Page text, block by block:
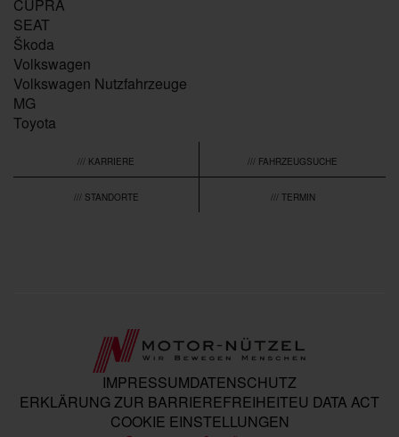
CUPRA
SEAT
Škoda
Volkswagen
Volkswagen Nutzfahrzeuge
MG
Toyota
/// KARRIERE /// FAHRZEUGSUCHE
/// STANDORTE /// TERMIN
IMPRESSUMDATENSCHUTZ
ERKLÄRUNG ZUR BARRIEREFREIHEITEU DATA ACT
COOKIE EINSTELLUNGEN